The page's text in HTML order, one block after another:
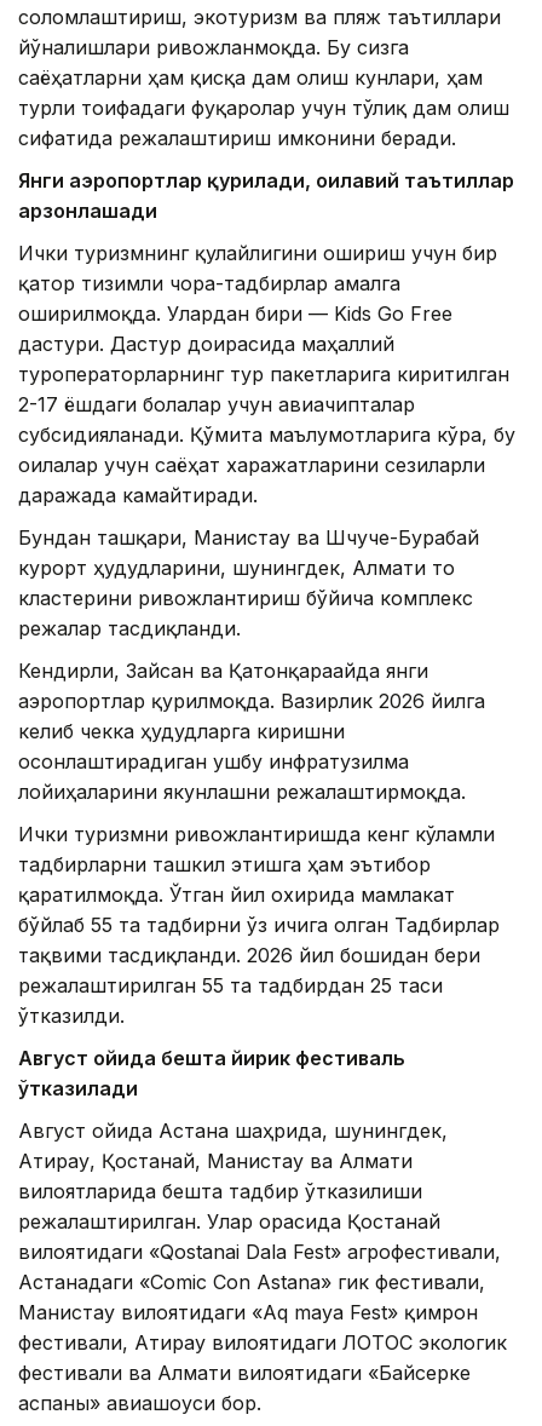
соғломлаштириш, экотуризм ва пляж таътиллари
йўналишлари ривожланмоқда. Бу сизга
саёҳатларни ҳам қисқа дам олиш кунлари, ҳам
турли тоифадаги фуқаролар учун тўлиқ дам олиш
сифатида режалаштириш имконини беради.
Янги аэропортлар қурилади, оилавий таътиллар
арзонлашади
Ички туризмнинг қулайлигини ошириш учун бир
қатор тизимли чора-тадбирлар амалга
оширилмоқда. Улардан бири — Kids Go Free
дастури. Дастур доирасида маҳаллий
туроператорларнинг тур пакетларига киритилган
2-17 ёшдаги болалар учун авиачипталар
субсидияланади. Қўмита маълумотларига кўра, бу
оилалар учун саёҳат харажатларини сезиларли
даражада камайтиради.
Бундан ташқари, Манғистау ва Шчуче-Бурабай
курорт ҳудудларини, шунингдек, Алмати тоғ
кластерини ривожлантириш бўйича комплекс
режалар тасдиқланди.
Кендирли, Зайсан ва Қатонқарағайда янги
аэропортлар қурилмоқда. Вазирлик 2026 йилга
келиб чекка ҳудудларга киришни
осонлаштирадиган ушбу инфратузилма
лойиҳаларини якунлашни режалаштирмоқда.
Ички туризмни ривожлантиришда кенг кўламли
тадбирларни ташкил этишга ҳам эътибор
қаратилмоқда. Ўтган йил охирида мамлакат
бўйлаб 55 та тадбирни ўз ичига олган Тадбирлар
тақвими тасдиқланди. 2026 йил бошидан бери
режалаштирилган 55 та тадбирдан 25 таси
ўтказилди.
Август ойида бешта йирик фестиваль
ўтказилади
Август ойида Астана шаҳрида, шунингдек,
Атирау, Қостанай, Манғистау ва Алмати
вилоятларида бешта тадбир ўтказилиши
режалаштирилган. Улар орасида Қостанай
вилоятидаги «Qostanai Dala Fest» агрофестивали,
Астанадаги «Comic Con Astana» гик фестивали,
Манғистау вилоятидаги «Aq maya Fest» қимрон
фестивали, Атирау вилоятидаги ЛОТОС экологик
фестивали ва Алмати вилоятидаги «Байсерке
аспаны» авиашоуси бор.